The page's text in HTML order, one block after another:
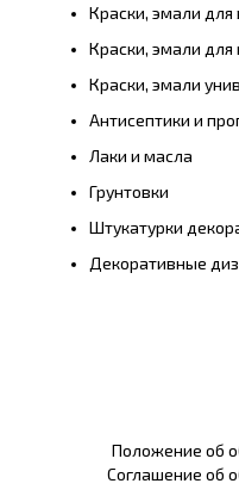
Краски, эмали для
Краски, эмали
Краски, эмали
Антисептики и
Лаки и масла
Грунтовки
Штукатурки
Декоративные
Положение об
Соглашение об